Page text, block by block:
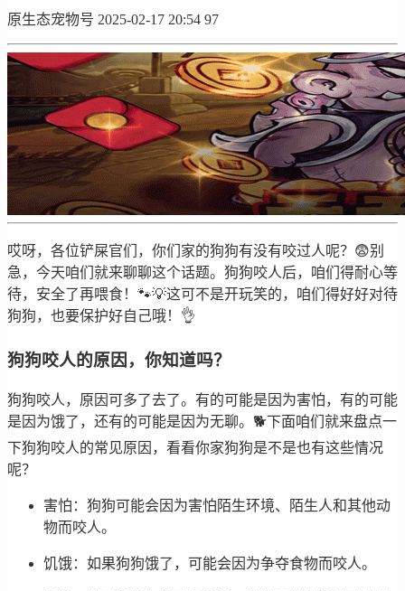
原生态宠物号 2025-02-17 20:54 97
哎呀，各位铲屎官们，你们家的狗狗有没有咬过人呢？😨别
急，今天咱们就来聊聊这个话题。狗狗咬人后，咱们得耐心等
待，安全了再喂食！🐾💡这可不是开玩笑的，咱们得好好对待
狗狗，也要保护好自己哦！👌
狗狗咬人的原因，你知道吗？
狗狗咬人，原因可多了去了。有的可能是因为害怕，有的可能
是因为饿了，还有的可能是因为无聊。🐕下面咱们就来盘点一
下狗狗咬人的常见原因，看看你家狗狗是不是也有这些情况
呢？
害怕：狗狗可能会因为害怕陌生环境、陌生人和其他动
物而咬人。
饥饿：如果狗狗饿了，可能会因为争夺食物而咬人。